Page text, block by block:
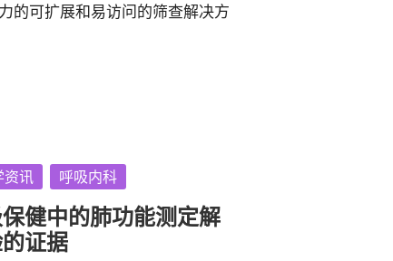
的可扩展和易访问的筛查解决方
资讯 呼吸内科
健中的肺功能测定解
证据